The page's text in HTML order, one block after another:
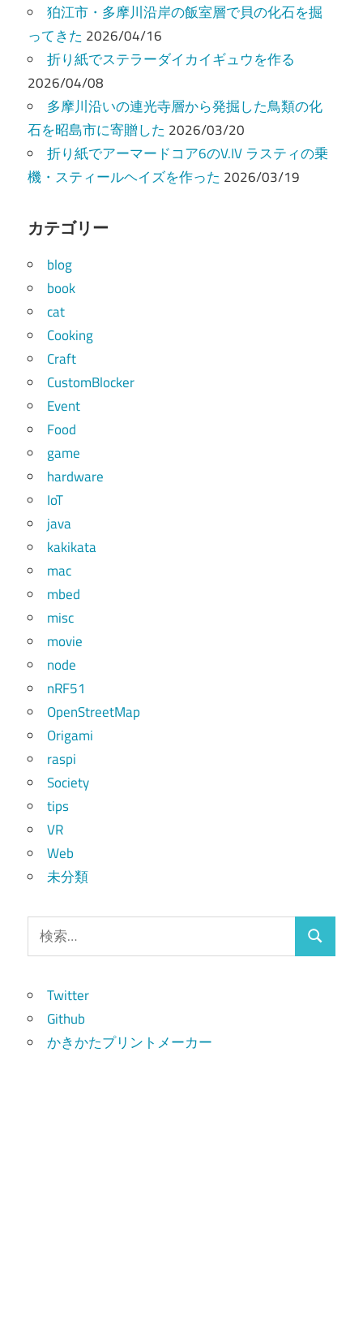
狛江市・多摩川沿岸の飯室層で貝の化石を掘
ってきた 2026/04/16
折り紙でステラーダイカイギュウを作る
2026/04/08
多摩川沿いの連光寺層から発掘した鳥類の化
石を昭島市に寄贈した 2026/03/20
折り紙でアーマードコア6のV.IV ラスティの乗
機・スティールヘイズを作った 2026/03/19
カテゴリー
blog
book
cat
Cooking
Craft
CustomBlocker
Event
Food
game
hardware
IoT
java
kakikata
mac
mbed
misc
movie
node
nRF51
OpenStreetMap
Origami
raspi
Society
tips
VR
Web
未分類
索:
検
Twitter
Github
かきかたプリントメーカー